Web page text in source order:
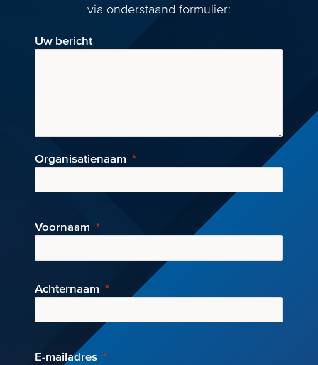
via onderstaand formulier:
Uw bericht
Organisatienaam
Voornaam
Achternaam
E-mailadres